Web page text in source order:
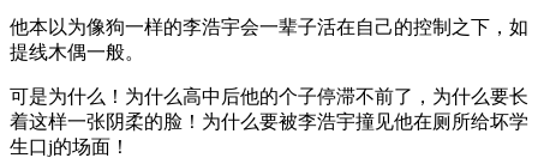
他本以为像狗一样的李浩宇会一辈子活在自己的控制之下，如
提线木偶一般。
可是为什么！为什么高中后他的个子停滞不前了，为什么要长
着这样一张阴柔的脸！为什么要被李浩宇撞见他在厕所给坏学
生口j的场面！